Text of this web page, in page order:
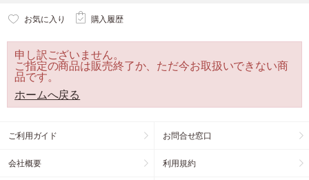
お気に入り 購入履歴
申し訳ございません。
ご指定の商品は販売終了か、ただ今お取扱いできない商
品です。
ホームへ戻る
ご利用ガイド お問合せ窓口
会社概要 利用規約